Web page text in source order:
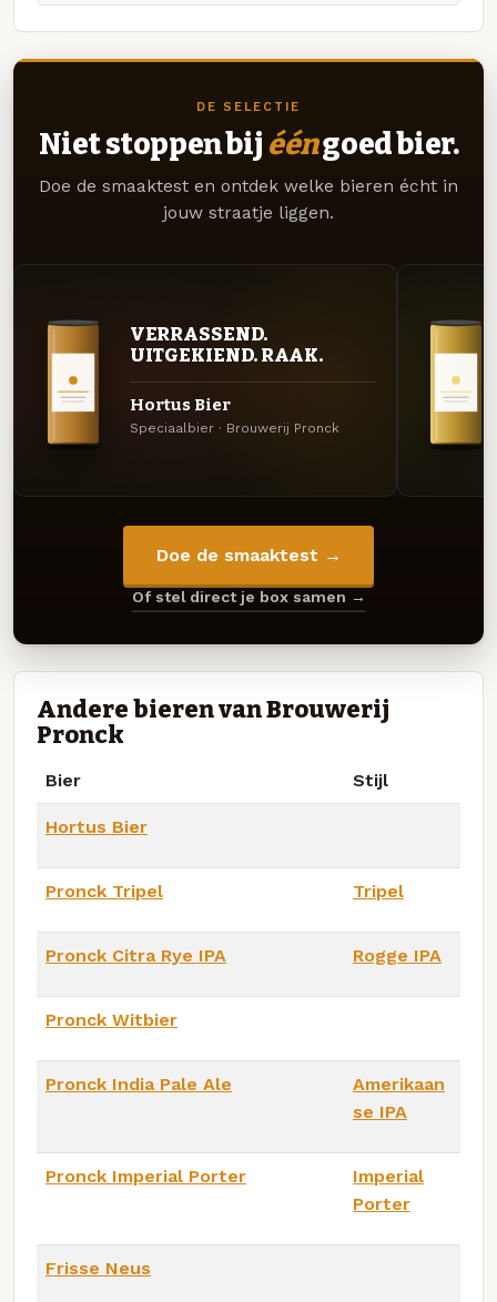
DE SELECTIE
Niet stoppen bij ééngoed bier.
Doe de smaaktest en ontdek welke bieren écht in
jouw straatje liggen.
VERRASSEND.
UITGEKIEND. RAAK.
Hortus Bier
Speciaalbier · Brouwerij Pronck
Doe de smaaktest →
Of stel direct je box samen →
Andere bieren van Brouwerij
Pronck
Bier Stijl
Hortus Bier
Pronck Tripel Tripel
Pronck Citra Rye IPA Rogge IPA
Pronck Witbier
Pronck India Pale Ale
Amerikaan
se IPA
Pronck Imperial Porter
Imperial
Porter
Frisse Neus